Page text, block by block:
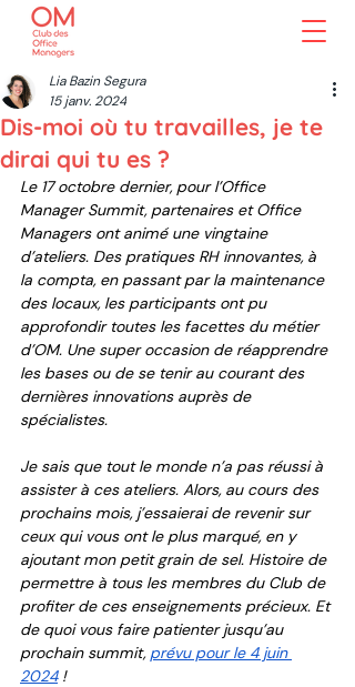
Dis-moi où tu travailles, je te
dirai qui tu es ?
Lia Bazin Segura
15 janv. 2024
Le 17 octobre dernier, pour l’Office
Manager Summit, partenaires et Office
Managers ont animé une vingtaine
d’ateliers. Des pratiques RH innovantes, à
la compta, en passant par la maintenance
des locaux, les participants ont pu
approfondir toutes les facettes du métier
d’OM. Une super occasion de réapprendre
les bases ou de se tenir au courant des
dernières innovations auprès de
spécialistes.
Je sais que tout le monde n’a pas réussi à
assister à ces ateliers. Alors, au cours des
prochains mois, j’essaierai de revenir sur
ceux qui vous ont le plus marqué, en y
ajoutant mon petit grain de sel. Histoire de
permettre à tous les membres du Club de
profiter de ces enseignements précieux. Et
de quoi vous faire patienter jusqu’au
prochain summit, prévu pour le 4 juin
2024 !